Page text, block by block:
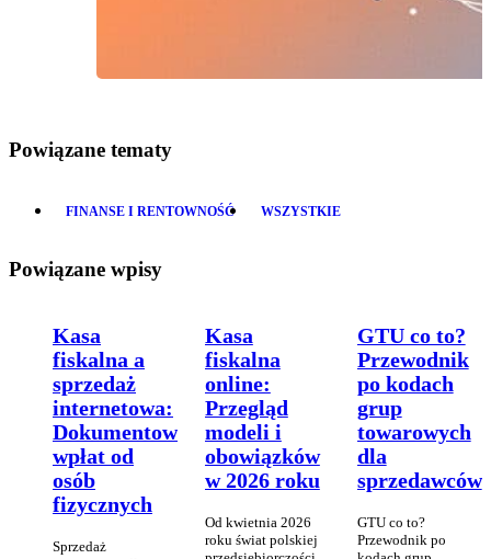
Powiązane tematy
FINANSE I RENTOWNOŚĆ WSZYSTKIE
Powiązane wpisy
Kasa
fiskalna a
sprzedaż
internetowa:
Dokumentowanie
wpłat od
osób
fizycznych
Sprzedaż
Kasa
fiskalna
online:
Przegląd
modeli i
obowiązków
w 2026 roku
Od kwietnia 2026
roku świat polskiej
GTU co to?
Przewodnik
po kodach
grup
towarowych
dla
sprzedawców
GTU co to?
Przewodnik po